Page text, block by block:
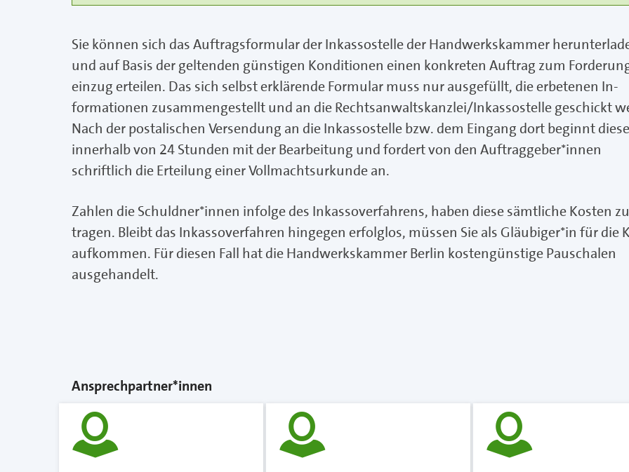
Sie können sich das Auftragsformular der Inkassostelle der Handwerkskammer
und auf Basis der geltenden günstigen Konditionen einen konkreten Auftrag zum
einzug erteilen. Das sich selbst erklärende Formular muss nur ausgefüllt, die erbetenen In­
formationen zusammengestellt und an die Rechtsanwaltskanzlei/Inkassostelle geschickt
Nach der postalischen Versendung an die Inkassostelle bzw. dem Eingang dort beginnt diese
innerhalb von 24 Stunden mit der Bearbeitung und fordert von den Auftraggeber*innen
schriftlich die Erteilung einer Vollmachtsurkunde an.
Zahlen die Schuldner*innen infolge des Inkassoverfahrens, haben diese sämtliche Kosten zu
tragen. Bleibt das Inkassoverfahren hingegen erfolglos, müssen Sie als Gläubiger*in für die
aufkommen. Für diesen Fall hat die Handwerkskammer Berlin kostengünstige Pauschalen
ausgehandelt.
Ansprechpartner*innen